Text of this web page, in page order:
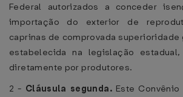
Federal autorizados a conceder
importação do exterior de
caprinas de comprovada superioridade
estabelecida na legislação
diretamente por produtores.
2 - Cláusula segunda. Este